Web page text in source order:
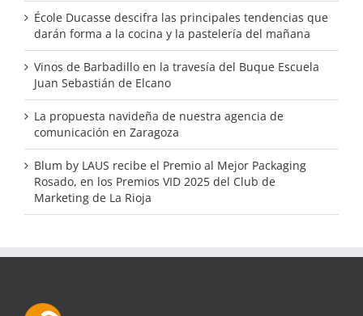
École Ducasse descifra las principales tendencias que
darán forma a la cocina y la pastelería del mañana
Vinos de Barbadillo en la travesía del Buque Escuela
Juan Sebastián de Elcano
La propuesta navideña de nuestra agencia de
comunicación en Zaragoza
Blum by LAUS recibe el Premio al Mejor Packaging
Rosado, en los Premios VID 2025 del Club de
Marketing de La Rioja